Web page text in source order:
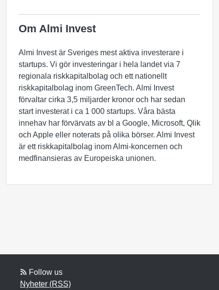
Om Almi Invest
Almi Invest är Sveriges mest aktiva investerare i
startups. Vi gör investeringar i hela landet via 7
regionala riskkapitalbolag och ett nationellt
riskkapitalbolag inom GreenTech. Almi Invest
förvaltar cirka 3,5 miljarder kronor och har sedan
start investerat i ca 1 000 startups. Våra bästa
innehav har förvärvats av bl a Google, Microsoft, Qlik
och Apple eller noterats på olika börser. Almi Invest
är ett riskkapitalbolag inom Almi-koncernen och
medfinansieras av Europeiska unionen.
Follow us
Nyheter (RSS)